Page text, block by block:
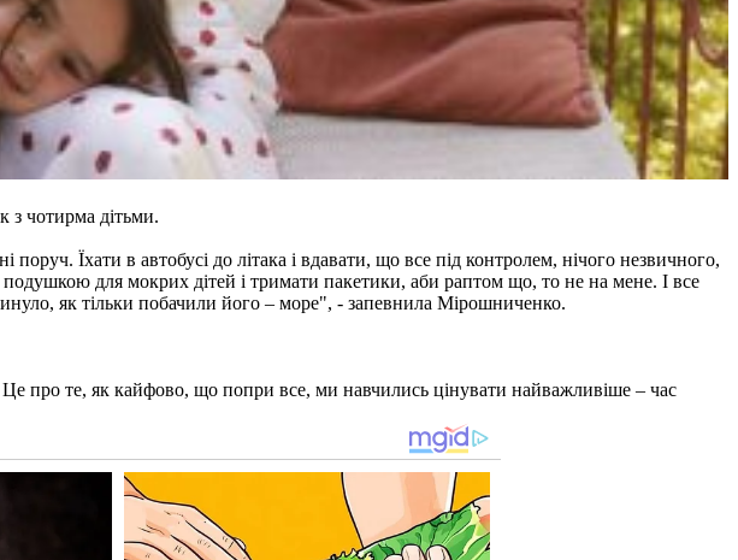
з чотирма дітьми.
Їхати в автобусі до літака і вдавати, що все під контролем, нічого незвичного,
подушкою для мокрих дітей і тримати пакетики, аби раптом що, то не на мене. І все
як тільки побачили його – море", - запевнила Мірошниченко.
про те, як кайфово, що попри все, ми навчились цінувати найважливіше – час